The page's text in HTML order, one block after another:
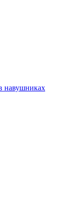
навушниках